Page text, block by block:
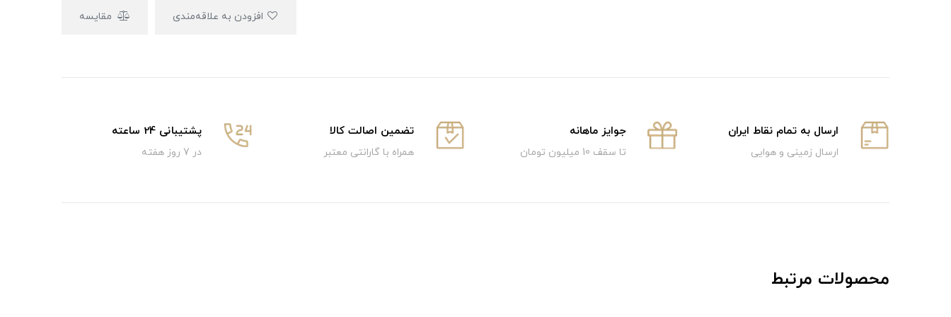
مقایسه
ارسال به تمام نقاط ایران
ارسال زمینی و هوایی
جوایز ماهانه
تا سقف 10 میلیون تومان
تضمین اصالت کالا
همراه با گارانتی معتبر
پشتیبانی 24 ساعته
در 7 روز هفته
محصولات مرتبط